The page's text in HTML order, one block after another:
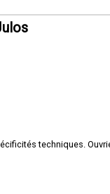
techniques.